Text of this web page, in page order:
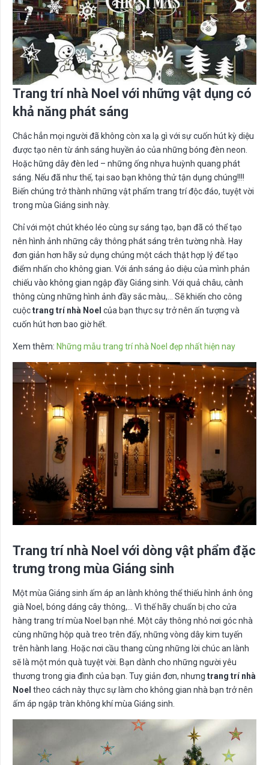
Trang trí nhà Noel với những vật dụng có
khả năng phát sáng
Chắc hẳn mọi người đã không còn xa lạ gì với sự cuốn hút kỳ diệu
được tạo nên từ ánh sáng huyền ảo của những bóng đèn neon.
Hoặc hững dây đèn led – những ống nhựa huỳnh quang phát
sáng. Nếu đã như thế, tại sao bạn không thử tận dụng chúng!!!!
Biến chúng trở thành những vật phẩm trang trí độc đáo, tuyệt vời
trong mùa Giáng sinh này.
Chỉ với một chút khéo léo cùng sự sáng tạo, bạn đã có thể tạo
nên hình ảnh những cây thông phát sáng trên tường nhà. Hay
đơn giản hơn hãy sử dụng chúng một cách thật hợp lý để tạo
điểm nhấn cho không gian. Với ánh sáng ảo diệu của mình phản
chiếu vào không gian ngập đầy Giáng sinh. Với quả châu, cành
thông cùng những hình ảnh đầy sắc màu,… Sẽ khiến cho công
cuộctrang trí nhà Noel của bạn thực sự trở nên ấn tượng và
cuốn hút hơn bao giờ hết.
Xem thêm: Những mẫu trang trí nhà Noel đẹp nhất hiện nay
Trang trí nhà Noel với dòng vật phẩm đặc
trưng trong mùa Giáng sinh
Một mùa Giáng sinh ấm áp an lành không thể thiếu hình ảnh ông
già Noel, bóng dáng cây thông,… Vì thế hãy chuẩn bị cho cửa
hàng trang trí mùa Noel bạn nhé. Một cây thông nhỏ nơi góc nhà
cùng những hộp quà treo trên đấy, những vòng dây kim tuyến
trên hành lang. Hoặc nơi cầu thang cùng những lời chúc an lành
sẽ là một món quà tuyệt vời. Bạn dành cho những người yêu
thương trong gia đình của bạn. Tuy giản đơn, nhưng trang trí nhà
Noel theo cách này thực sự làm cho không gian nhà bạn trở nên
ấm áp ngập tràn không khí mùa Giáng sinh.